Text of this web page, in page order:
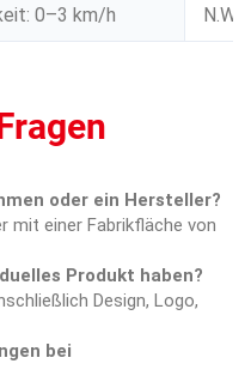
0–3 km/h N.W.
oder ein Hersteller?
mit einer Fabrikfläche von
Produkt haben?
Design, Logo,
bei